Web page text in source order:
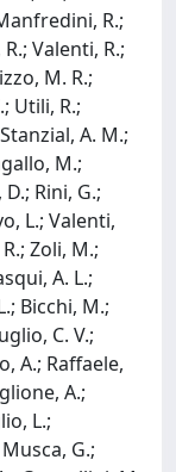
R.;
Valenti, R.;
M. R.;
Utili, R.;
A. M.;
M.;
Rini, G.;
L.; Valenti,
Zoli, M.;
A. L.;
Bicchi, M.;
C. V.;
A.; Raffaele,
A.;
L.;
G.;